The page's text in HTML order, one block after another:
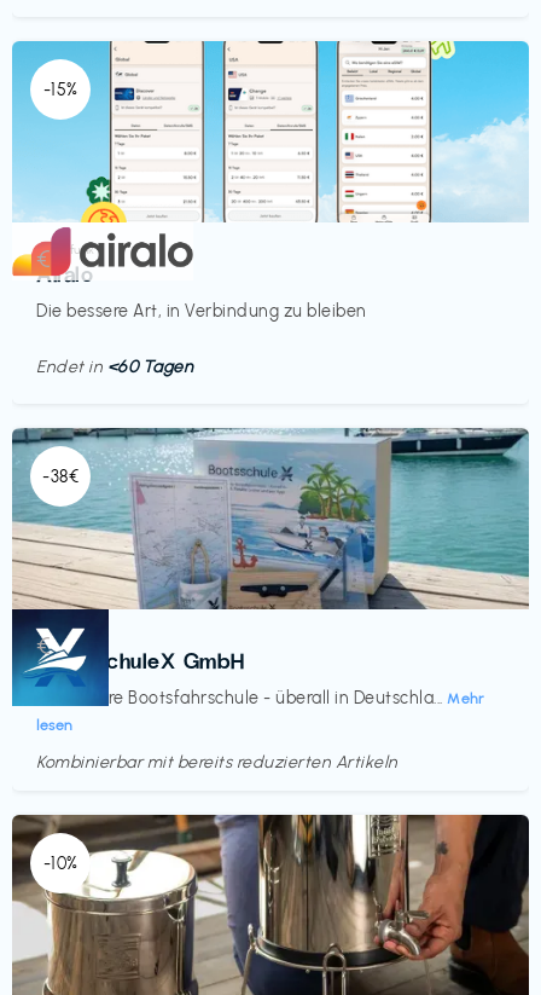
-15%
Mobilfunk
Airalo
Die bessere Art, in Verbindung zu bleiben
€‎
Endet in <60 Tagen
-38€
Kurse
BootsschuleX GmbH
Deine faire Bootsfahrschule - überall in Deutschla... Mehr
lesen
€‎
Kombinierbar mit bereits reduzierten Artikeln
-10%